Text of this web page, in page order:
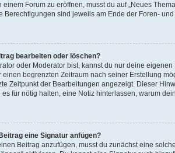
einem Forum zu eröffnen, musst du auf „Neues
Berechtigungen sind jeweils am Ende der Foren-
bearbeiten oder löschen?
oder Moderator bist, kannst du nur deine
einen begrenzten Zeitraum nach seiner Erstellung
Zeitpunkt der Bearbeitungen angezeigt. Dieser
es für nötig halten, eine Notiz hinterlassen, warum
eine Signatur anfügen?
Beitrag anzufügen, musst du zunächst eine